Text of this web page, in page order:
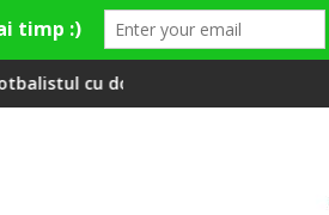
care a învățat româna la 2 ani
Compania de Apă Someș,